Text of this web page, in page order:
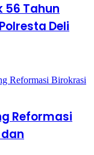
56 Tahun
Deli
Reformasi